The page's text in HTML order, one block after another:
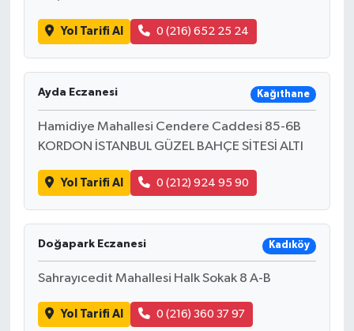
Yol Tarifi Al 0 (216) 652 25 24
Ayda Eczanesi Kağıthane
Hamidiye Mahallesi Cendere Caddesi 85-6B
KORDON İSTANBUL GÜZEL BAHÇE SİTESİ ALTI
Yol Tarifi Al 0 (212) 924 95 90
Doğapark Eczanesi Kadıköy
Sahrayıcedit Mahallesi Halk Sokak 8 A-B
Yol Tarifi Al 0 (216) 360 37 97